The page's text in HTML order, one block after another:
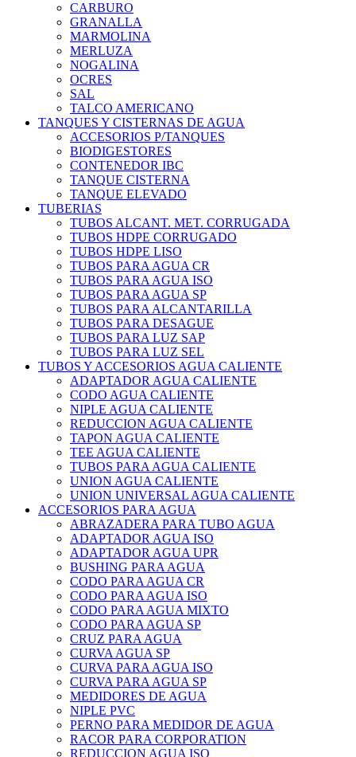
CARBURO
GRANALLA
MARMOLINA
MERLUZA
NOGALINA
OCRES
SAL
TALCO AMERICANO
TANQUES Y CISTERNAS DE AGUA
ACCESORIOS P/TANQUES
BIODIGESTORES
CONTENEDOR IBC
TANQUE CISTERNA
TANQUE ELEVADO
TUBERIAS
TUBOS ALCANT. MET. CORRUGADA
TUBOS HDPE CORRUGADO
TUBOS HDPE LISO
TUBOS PARA AGUA CR
TUBOS PARA AGUA ISO
TUBOS PARA AGUA SP
TUBOS PARA ALCANTARILLA
TUBOS PARA DESAGUE
TUBOS PARA LUZ SAP
TUBOS PARA LUZ SEL
TUBOS Y ACCESORIOS AGUA CALIENTE
ADAPTADOR AGUA CALIENTE
CODO AGUA CALIENTE
NIPLE AGUA CALIENTE
REDUCCION AGUA CALIENTE
TAPON AGUA CALIENTE
TEE AGUA CALIENTE
TUBOS PARA AGUA CALIENTE
UNION AGUA CALIENTE
UNION UNIVERSAL AGUA CALIENTE
ACCESORIOS PARA AGUA
ABRAZADERA PARA TUBO AGUA
ADAPTADOR AGUA ISO
ADAPTADOR AGUA UPR
BUSHING PARA AGUA
CODO PARA AGUA CR
CODO PARA AGUA ISO
CODO PARA AGUA MIXTO
CODO PARA AGUA SP
CRUZ PARA AGUA
CURVA AGUA SP
CURVA PARA AGUA ISO
CURVA PARA AGUA SP
MEDIDORES DE AGUA
NIPLE PVC
PERNO PARA MEDIDOR DE AGUA
RACOR PARA CORPORATION
REDUCCION AGUA ISO